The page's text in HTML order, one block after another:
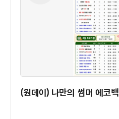
(원데이) 나만의 썸머 에코백